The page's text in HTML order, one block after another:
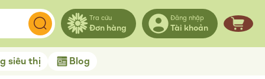
Tra cứu
Đơn hàng
Đăng nhập
Tài khoản Giỏ
siêu thị Blog